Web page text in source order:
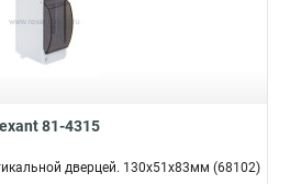
81-4315
дверцей. 130х51х83мм (68102)